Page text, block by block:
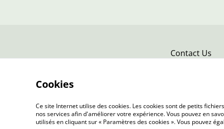
Contact Us
©2026 L'Atelier de Louise
Cookies
Ce site Internet utilise des cookies. Les cookies sont de petits
nos services afin d'améliorer votre expérience. Vous pouvez en
utilisés en cliquant sur « Paramètres des cookies ». Vous pouvez